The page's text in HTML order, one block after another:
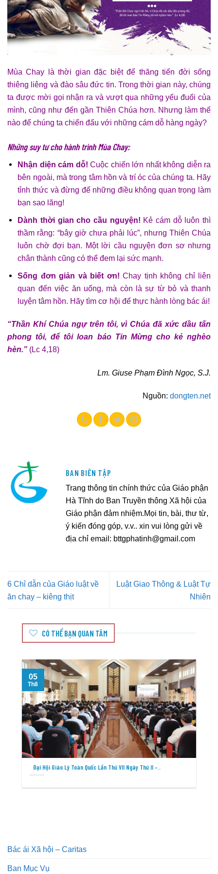
Mùa Chay là thời gian đặc biệt để thăng tiến đời sống
thiêng liêng và đào sâu đức tin. Trong thời gian này, chúng
ta được mời gọi nhận ra và vượt qua những yếu đuối của
mình, cũng như đến gần Thiên Chúa hơn. Nhưng làm thế
nào để chúng ta chiến đấu với những cám dỗ hàng ngày?
Những suy tư cho hành trình Mùa Chay:
Nhận diện cám dỗ! Cuộc chiến lớn nhất không diễn ra
bên ngoài, mà trong tâm hồn và trí óc của chúng ta. Hãy
tỉnh thức và đừng để những điều không quan trọng làm
bạn sao lãng!
Dành thời gian cho cầu nguyện! Kẻ cám dỗ luôn thì
thầm rằng: “bây giờ chưa phải lúc”, nhưng Thiên Chúa
luôn chờ đợi bạn. Một lời cầu nguyện đơn sơ nhưng
chân thành cũng có thể đem lại sức mạnh.
Sống đơn giản và biết ơn! Chay tịnh không chỉ liên
quan đến việc ăn uống, mà còn là sự từ bỏ và thanh
luyện tâm hồn. Hãy tìm cơ hội để thực hành lòng bác ái!
“Thần Khí Chúa ngự trên tôi, vì Chúa đã xức dầu tấn
phong tôi, để tôi loan báo Tin Mừng cho kẻ nghèo
hèn.” (Lc 4,18)
Lm. Giuse Phạm Đình Ngọc, S.J.
Nguồn: dongten.net
BAN BIÊN TẬP
Trang thông tin chính thức của Giáo phận
Hà Tĩnh do Ban Truyền thông Xã hội của
Giáo phận đảm nhiệm.Mọi tin, bài, thư từ,
ý kiến đóng góp, v.v.. xin vui lòng gửi về
địa chỉ email: bttgphatinh@gmail.com
6 Chỉ dẫn của Giáo luật về
ăn chay – kiêng thịt
Luật Giao Thông & Luật Tự
Nhiên
CÓ THỂ BẠN QUAN TÂM
Đại Hội Giáo Lý Toàn Quốc Lần Thứ VII Ngày Thứ II –..
05
Th8
Bác ái Xã hội – Caritas
Ban Mục Vụ